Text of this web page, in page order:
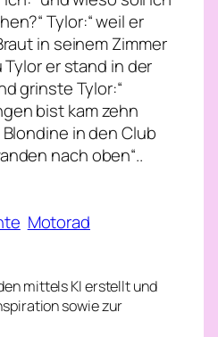
Tylor:“ weil er
in seinem Zimmer
er stand in der
grinste Tylor:“
bist kam zehn
in den Club
nach oben“..
Motorad
mittels KI erstellt und
sowie zur